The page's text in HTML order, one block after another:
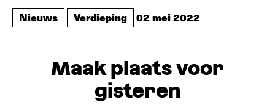
Nieuws Verdieping 02 mei 2022
Maak plaats voor
gisteren